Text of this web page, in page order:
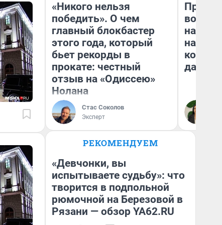
«Никого нельзя
победить». О чем
главный блокбастер
этого года, который
бьет рекорды в
прокате: честный
отзыв на «Одиссею»
Нолана
Стас Соколов
Эксперт
нам
даже
РЕКОМЕНДУЕМ
«Девчонки, вы
испытываете судьбу»: что
творится в подпольной
рюмочной на Березовой в
Рязани — обзор YA62.RU